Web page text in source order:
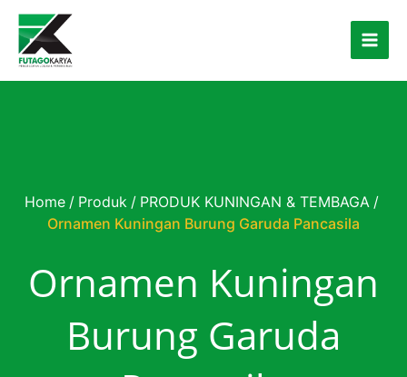
Skip to content
Home / Produk / PRODUK KUNINGAN & TEMBAGA /
Ornamen Kuningan Burung Garuda Pancasila
Ornamen Kuningan
Burung Garuda